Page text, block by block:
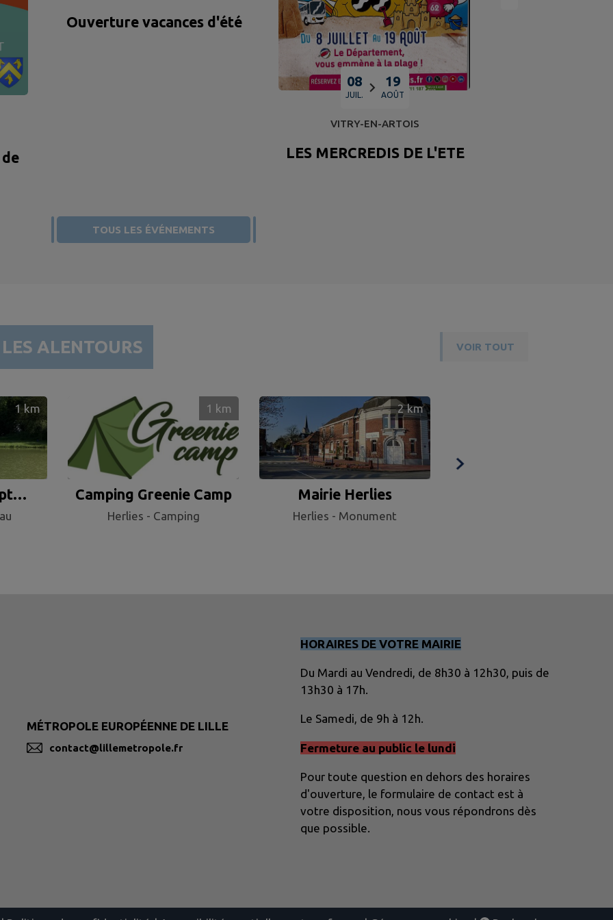
Ouverture vacances d'été
08
JUIL.
19
AOÛT
VITRY-EN-ARTOIS
LES MERCREDIS DE L'ETE
TOUS LES ÉVÉNEMENTS
LES ALENTOURS VOIR TOUT
1 km 1 km
Camping Greenie Camp
Herlies - Camping
2 km
Mairie Herlies
Herlies - Monument
MÉTROPOLE EUROPÉENNE DE LILLE
contact@lillemetropole.fr
HORAIRES DE VOTRE MAIRIE
Du Mardi au Vendredi, de 8h30 à 12h30, puis de
13h30 à 17h.
Le Samedi, de 9h à 12h.
Fermeture au public le lundi
Pour toute question en dehors des horaires
d'ouverture, le formulaire de contact est à
votre disposition, nous vous répondrons dès
que possible.